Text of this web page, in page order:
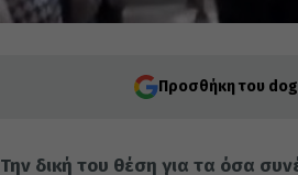
Προσθήκη του
Την δική του θέση για τα όσα